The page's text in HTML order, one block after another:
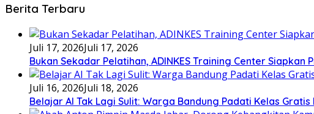
Berita Terbaru
Juli 17, 2026Juli 17, 2026
Bukan Sekadar Pelatihan, ADINKES Training Center
Juli 16, 2026Juli 18, 2026
Belajar AI Tak Lagi Sulit: Warga Bandung Padati Kelas